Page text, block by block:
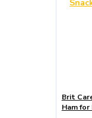
Brit
Ham for